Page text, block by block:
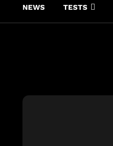
NEWS TESTS